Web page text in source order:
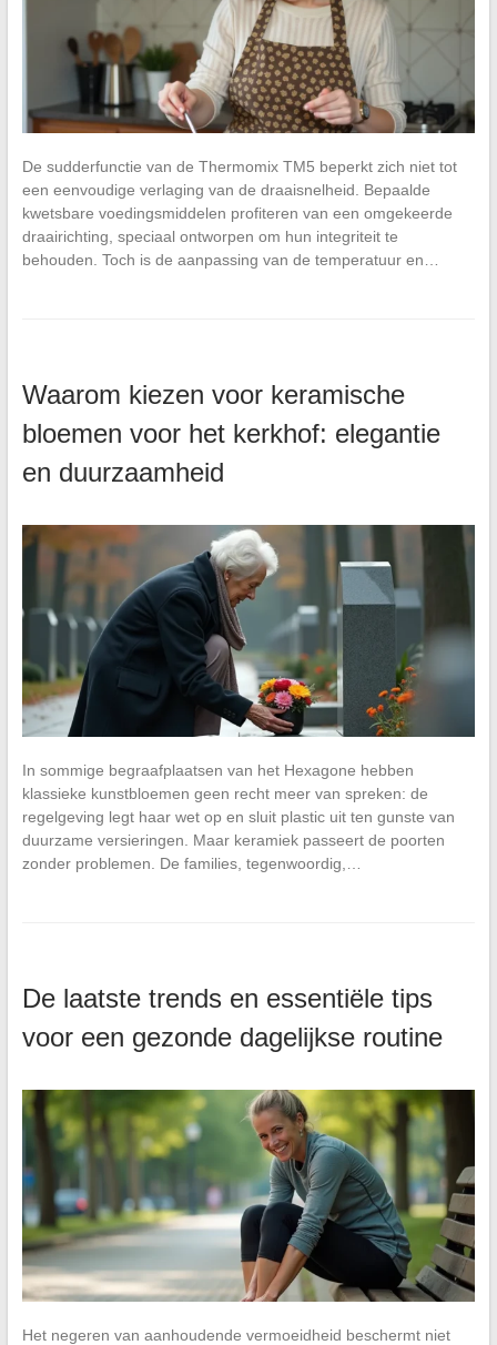
De sudderfunctie van de Thermomix TM5 beperkt zich niet tot
een eenvoudige verlaging van de draaisnelheid. Bepaalde
kwetsbare voedingsmiddelen profiteren van een omgekeerde
draairichting, speciaal ontworpen om hun integriteit te
behouden. Toch is de aanpassing van de temperatuur en…
Waarom kiezen voor keramische
bloemen voor het kerkhof: elegantie
en duurzaamheid
In sommige begraafplaatsen van het Hexagone hebben
klassieke kunstbloemen geen recht meer van spreken: de
regelgeving legt haar wet op en sluit plastic uit ten gunste van
duurzame versieringen. Maar keramiek passeert de poorten
zonder problemen. De families, tegenwoordig,…
De laatste trends en essentiële tips
voor een gezonde dagelijkse routine
Het negeren van aanhoudende vermoeidheid beschermt niet